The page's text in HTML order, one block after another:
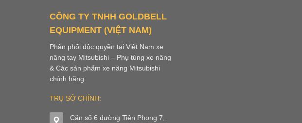
CÔNG TY TNHH GOLDBELL
EQUIPMENT (VIỆT NAM)
Phân phối độc quyền tại Việt Nam xe
nâng tay Mitsubishi – Phụ tùng xe nâng
& Các sản phẩm xe nâng Mitsubishi
chính hãng.
TRỤ SỞ CHÍNH:
Căn số 6 đường Tiên Phong 7,